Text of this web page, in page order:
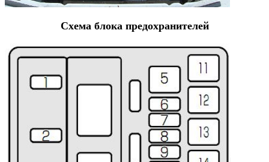
Схема блока предохранителей